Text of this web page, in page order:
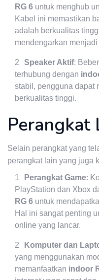
RG 6 untuk menghub
Kabel ini memastikan
adalah berkualitas
mendengarkan
Speaker Aktif:
terhubung dengan
stabil, pengguna dapat
berkualitas tinggi.
Perangkat
Selain perangkat yang
perangkat lain yang juga
Perangkat Game:
PlayStation dan Xbox
RG 6 untuk
Hal ini sangat penting
online yang lancar.
Komputer dan
yang menggunakan
memanfaatkan indoor